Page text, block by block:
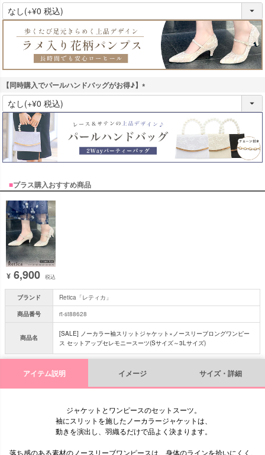
(
必
【同時購入でパールハンドバッグがお得♪】
(
必
須
)
■プラス購入おすすめ商品
¥ 6,900 税込
ブランド
Retica「レティカ」
商品番号
rt-st88628
商品名
[SALE] ノーカラー袖スリットジャケット×ノースリーブロングワンピー
ス セットアップセレモニースーツ(Sサイズ～3Lサイズ)
アイテム説明 イメージ サイズ・詳細
ジャケットとワンピースのセットスーツ。
袖にスリットを施したノーカラージャケットは、
動きを演出し、羽織るだけで品よく決まります。
落ち感のある素材のノースリーブワンピースは、身体のラインを拾いにくく、